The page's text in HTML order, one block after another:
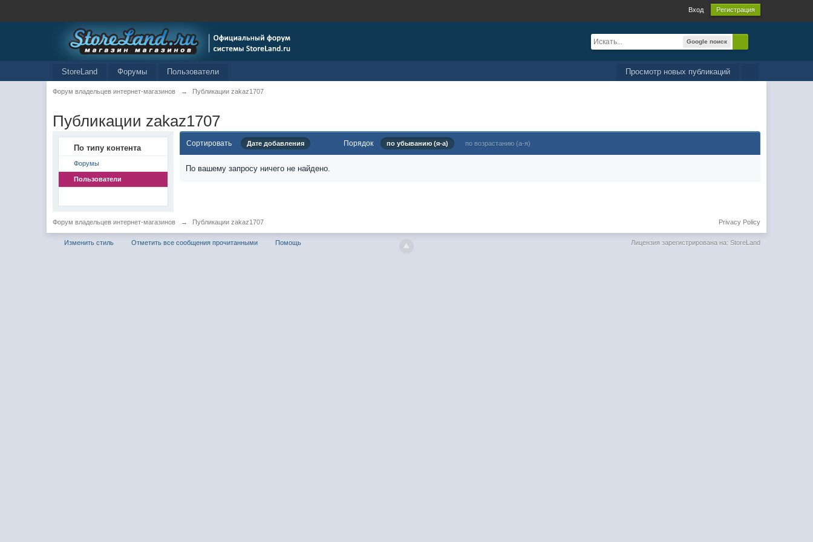
Вход Регистрация
Google поиск
Просмотр новых публикаций
StoreLand Форумы Пользователи
Форум владельцев интернет-магазинов → Публикации zakaz1707
Публикации zakaz1707
По типу контента
Форумы
Пользователи
Сортировать Дате добавления Порядок по убыванию (я-а) по возрастанию (а-я)
По вашему запросу ничего не найдено.
Форум владельцев интернет-магазинов → Публикации zakaz1707 Privacy Policy
Изменить стиль Отметить все сообщения прочитанными Помощь Лицензия зарегистрирована на: StoreLand